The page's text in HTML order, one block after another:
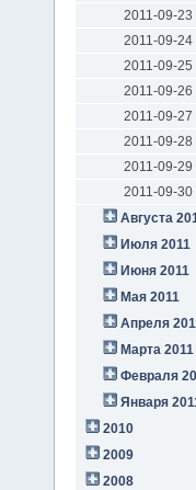
2011-09-23
2011-09-24
2011-09-25
2011-09-26
2011-09-27
2011-09-28
2011-09-29
2011-09-30
Августа
Июля 2011
Июня 2011
Мая 2011
Апреля
Марта 2011
Февраля
Января
2010
2009
2008